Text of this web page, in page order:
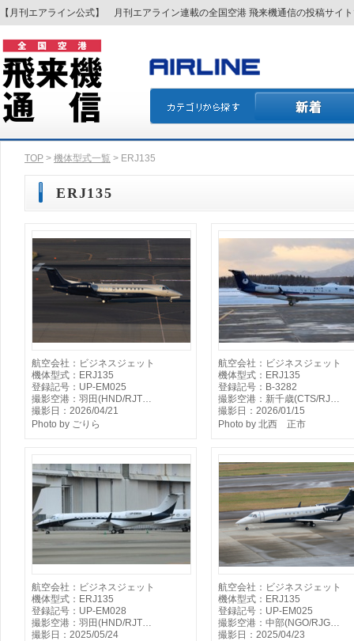
【月刊エアライン公式】 月刊エアライン連載の全国空港 飛来機通信の投稿サイ
TOP > 機体型式一覧 > ERJ135
ERJ135
航空会社：ビジネスジェット
機体型式：ERJ135
登録記号：UP-EM025
撮影空港：羽田(HND/RJT…
撮影日：2026/04/21
Photo by ごりら
航空会社：ビジネスジェット
機体型式：ERJ135
登録記号：B-3282
撮影空港：新千歳(CTS/RJ…
撮影日：2026/01/15
Photo by 北西 正市
航空会社：ビジネスジェット
機体型式：ERJ135
登録記号：UP-EM028
撮影空港：羽田(HND/RJT…
撮影日：2025/05/24
航空会社：ビジネスジェット
機体型式：ERJ135
登録記号：UP-EM025
撮影空港：中部(NGO/RJG…
撮影日：2025/04/23